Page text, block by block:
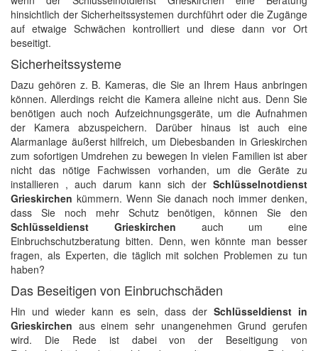
hinsichtlich der Sicherheitssystemen durchführt oder die Zugänge
auf etwaige Schwächen kontrolliert und diese dann vor Ort
beseitigt.
Sicherheitssysteme
Dazu gehören z. B. Kameras, die Sie an Ihrem Haus anbringen
können. Allerdings reicht die Kamera alleine nicht aus. Denn Sie
benötigen auch noch Aufzeichnungsgeräte, um die Aufnahmen
der Kamera abzuspeichern. Darüber hinaus ist auch eine
Alarmanlage äußerst hilfreich, um Diebesbanden in Grieskirchen
zum sofortigen Umdrehen zu bewegen In vielen Familien ist aber
nicht das nötige Fachwissen vorhanden, um die Geräte zu
installieren , auch darum kann sich der Schlüsselnotdienst
Grieskirchen kümmern. Wenn Sie danach noch immer denken,
dass Sie noch mehr Schutz benötigen, können Sie den
Schlüsseldienst Grieskirchen auch um eine
Einbruchschutzberatung bitten. Denn, wen könnte man besser
fragen, als Experten, die täglich mit solchen Problemen zu tun
haben?
Das Beseitigen von Einbruchschäden
Hin und wieder kann es sein, dass der Schlüsseldienst in
Grieskirchen aus einem sehr unangenehmen Grund gerufen
wird. Die Rede ist dabei von der Beseitigung von